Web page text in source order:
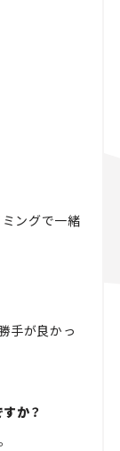
ングで一緒
手が良かっ
か？